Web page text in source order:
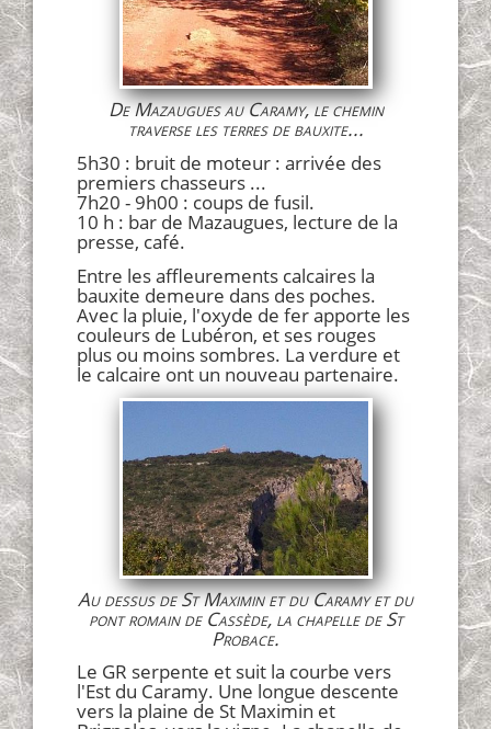
De Mazaugues au Caramy, le chemin
traverse les terres de bauxite...
5h30 : bruit de moteur : arrivée des
premiers chasseurs ...
7h20 - 9h00 : coups de fusil.
10 h : bar de Mazaugues, lecture de la
presse, café.
Entre les affleurements calcaires la
bauxite demeure dans des poches.
Avec la pluie, l'oxyde de fer apporte les
couleurs de Lubéron, et ses rouges
plus ou moins sombres. La verdure et
le calcaire ont un nouveau partenaire.
Au dessus de St Maximin et du Caramy et du
pont romain de Cassède, la chapelle de St
Probace.
Le GR serpente et suit la courbe vers
l'Est du Caramy. Une longue descente
vers la plaine de St Maximin et